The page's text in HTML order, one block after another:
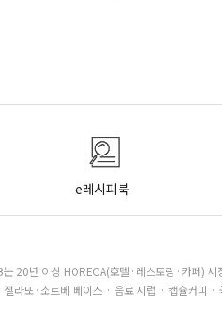
e레시피북
는 20년 이상 HORECA(호텔·레스토랑·카페)
젤라또·소르베 베이스 · 음료 시럽 · 캡슐커피